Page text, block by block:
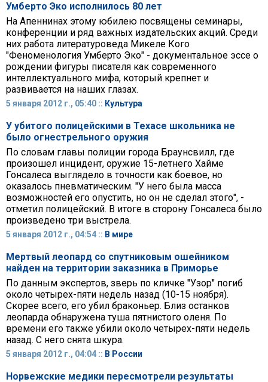
Умберто Эко исполнилось 80 лет
На Апеннинах этому юбилею посвящены семинары,
конференции и ряд важных издательских акций. Среди
них работа литературоведа Микеле Кого
"Феноменология Умберто Эко" - документальное эссе о
рождении фигуры писателя как современного
интеллектуального мифа, который крепнет и
развивается на наших глазах.
5 января 2012 г., 05:40 :: Культура
У убитого полицейскими в Техасе школьника не
было огнестрельного оружия
По словам главы полиции города Браунсвилл, где
произошел инцидент, оружие 15-летнего Хайме
Гонсалеса выглядело в точности как боевое, но
оказалось пневматическим. "У него была масса
возможностей его опустить, но он не сделал этого", -
отметил полицейский. В итоге в сторону Гонсалеса было
произведено три выстрела.
5 января 2012 г., 04:54 :: В мире
Мертвый леопард со спутниковым ошейником
найден на территории заказника в Приморье
По данным экспертов, зверь по кличке "Узор" погиб
около четырех-пяти недель назад (10-15 ноября).
Скорее всего, его убил браконьер. Близ останков
леопарда обнаружена туша пятнистого оленя. По
времени его также убили около четырех-пяти недель
назад. С него снята шкура.
5 января 2012 г., 04:04 :: В России
Норвежские медики пересмотрели результаты